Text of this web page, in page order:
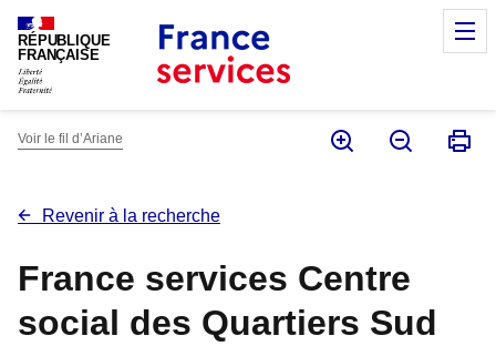
RÉPUBLIQUE
FRANÇAISE
Voir le fil d’Ariane
Revenir à la recherche
France services Centre
social des Quartiers Sud